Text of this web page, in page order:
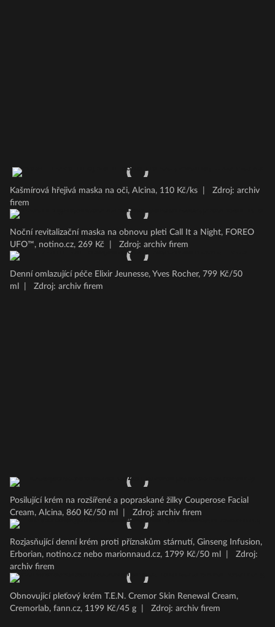
Kašmírová hřejivá maska na oči, Alcina, 110 Kč/ks
Zdroj: archiv
firem
Noční revitalizační maska na obnovu pleti Call It a Night, FOREO
UFO™, notino.cz, 269 Kč
Zdroj: archiv firem
Denní omlazující péče Elixir Jeunesse, Yves Rocher, 799 Kč/50
ml
Zdroj: archiv firem
Posilující krém na rozšířené a popraskané žilky Couperose Facial
Cream, Alcina, 860 Kč/50 ml
Zdroj: archiv firem
Rozjasňující denní krém proti příznakům stárnutí, Ginseng Infusion,
Erborian, notino.cz nebo marionnaud.cz, 1799 Kč/50 ml
Zdroj:
archiv firem
Obnovující pleťový krém T.E.N. Cremor Skin Renewal Cream,
Cremorlab, fann.cz, 1199 Kč/45 g
Zdroj: archiv firem